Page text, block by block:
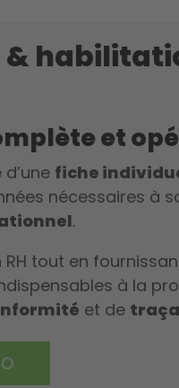
&
et
fiche
nécessaires à
.
tout en
à la
et de